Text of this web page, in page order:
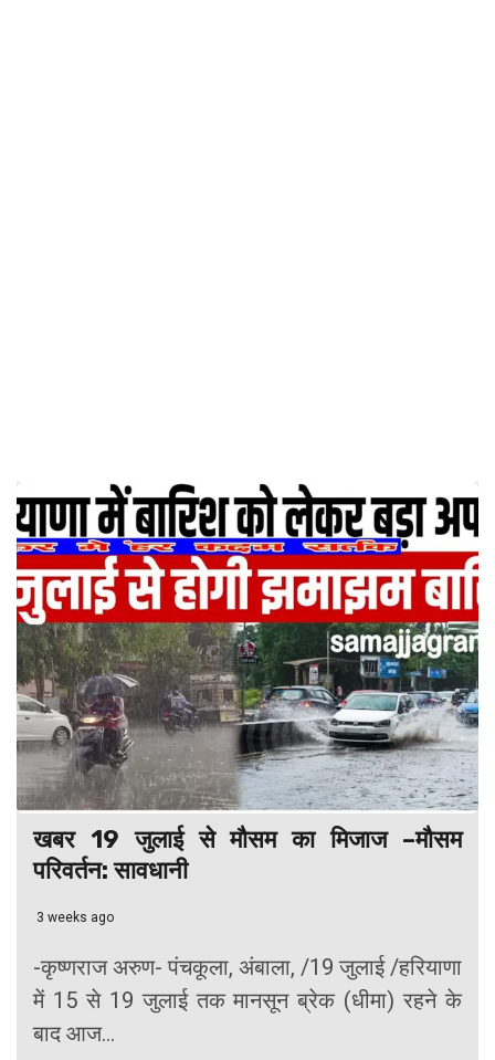
खबर 19 जुलाई से मौसम का मिजाज –मौसम
परिवर्तन: सावधानी
3 weeks ago
-कृष्णराज अरुण- पंचकूला, अंबाला, /19 जुलाई /हरियाणा
में 15 से 19 जुलाई तक मानसून ब्रेक (धीमा) रहने के
बाद आज...